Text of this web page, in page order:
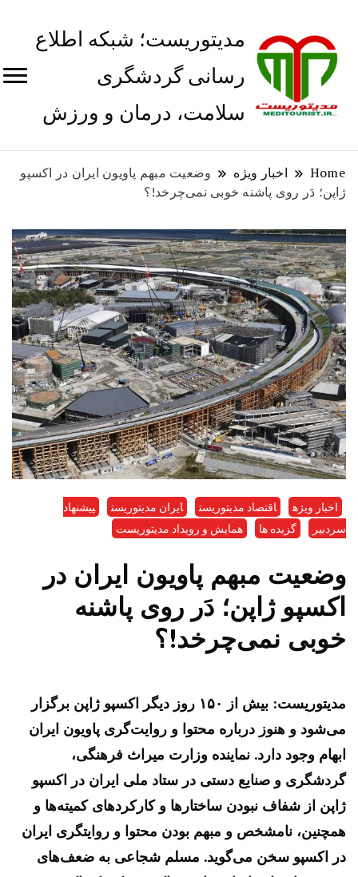
مدیتوریست؛ شبکه اطلاع
رسانی گردشگری
سلامت، درمان و ورزش
Home اخبار ویژه
وضعیت مبهم پاویون ایران در اکسپو
ژاپن؛ دَر روی پاشنه خوبی نمی‌چرخد!؟
اخبار ویژه اقتصاد مدیتوریست ایران مدیتوریست
پیشنهاد
سردبیر
گزیده ها همایش و رویداد مدیتوریست
وضعیت مبهم پاویون ایران در
اکسپو ژاپن؛ دَر روی پاشنه
خوبی نمی‌چرخد!؟
مدیتوریست: بیش از ۱۵۰ روز دیگر اکسپو ژاپن برگزار
می‌شود و هنوز درباره محتوا و روایت‌گری پاویون ایران
ابهام وجود دارد. نماینده وزارت میراث فرهنگی،
گردشگری و صنایع دستی در ستاد ملی ایران در اکسپو
ژاپن از شفاف نبودن ساختارها و کارکردهای کمیته‌ها و
همچنین، نامشخص و مبهم بودن محتوا و روایتگری ایران
در اکسپو سخن می‌گوید. مسلم شجاعی به ضعف‌های